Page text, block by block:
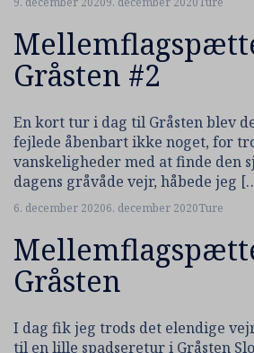
Gråsten #2
En kort tur i dag til Gråsten blev
fejlede åbenbart ikke noget, for
vanskeligheder med at finde den
dagens gråvåde vejr, håbede jeg
6. december 20206. december 2020Ture
Gråsten
I dag fik jeg trods det elendige
til en lille spadseretur i Gråsten